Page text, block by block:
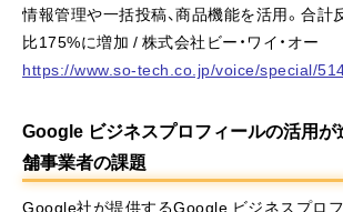
情報管理や一括投稿、商品機能を活用。合計
比175%に増加 / 株式会社ビー・ワイ・オー
https://www.so-tech.co.jp/voice/special/
Google ビジネスプロフィールの活用が
舗事業者の課題
Google社が提供するGoogle ビジネスプロ